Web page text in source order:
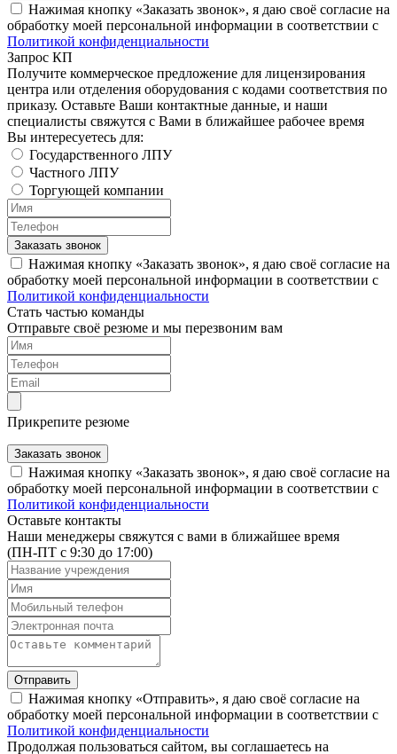
Нажимая кнопку «Заказать звонок», я даю своё согласие на
обработку моей персональной информации в соответствии с
Политикой конфиденциальности
Запрос КП
Получите коммерческое предложение для лицензирования
центра или отделения оборудования с кодами соответствия по
приказу. Оставьте Ваши контактные данные, и наши
специалисты свяжутся с Вами в ближайшее рабочее время
Вы интересуетесь для:
Государственного ЛПУ
Частного ЛПУ
Торгующей компании
Заказать звонок
Нажимая кнопку «Заказать звонок», я даю своё согласие на
обработку моей персональной информации в соответствии с
Политикой конфиденциальности
Стать частью команды
Отправьте своё резюме и мы перезвоним вам
Прикрепите резюме
Заказать звонок
Нажимая кнопку «Заказать звонок», я даю своё согласие на
обработку моей персональной информации в соответствии с
Политикой конфиденциальности
Оставьте контакты
Наши менеджеры свяжутся с вами в ближайшее время
(ПН-ПТ с 9:30 до 17:00)
Отправить
Нажимая кнопку «Отправить», я даю своё согласие на
обработку моей персональной информации в соответствии с
Политикой конфиденциальности
Продолжая пользоваться сайтом, вы соглашаетесь на